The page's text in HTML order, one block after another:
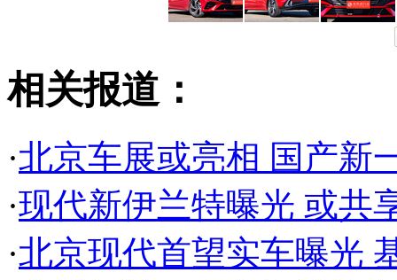
相关报道：
·北京车展或亮相 国产新
·现代新伊兰特曝光 或共
·北京现代首望实车曝光